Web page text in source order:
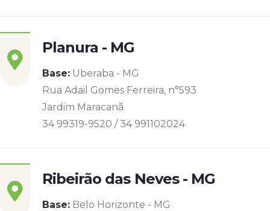
Planura - MG
Base: Uberaba - MG
Rua Adail Gomes Ferreira, n°593
Jardim Maracanã
34 99319-9520 / 34 991102024
Ribeirão das Neves - MG
Base: Belo Horizonte - MG